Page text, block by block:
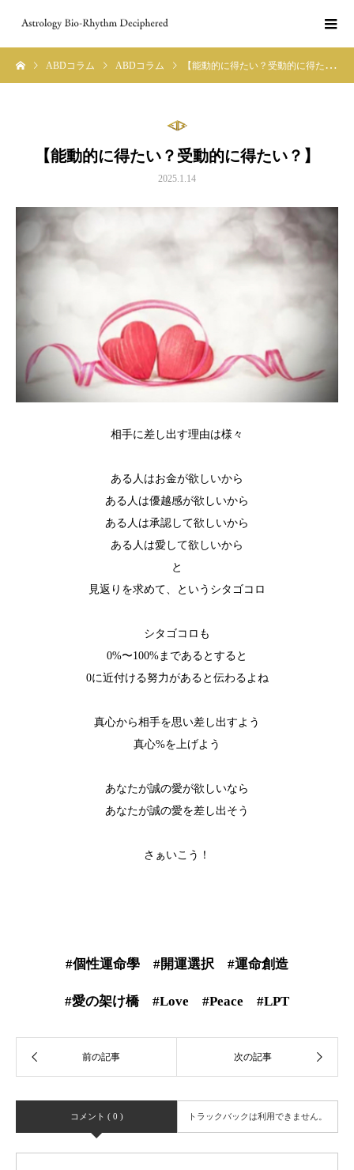
ABDコラム ABDコラム 【能動的に得たい？受動的に得たい？】
【能動的に得たい？受動的に得たい？】
2025.1.14
相手に差し出す理由は様々
ある人はお金が欲しいから
ある人は優越感が欲しいから
ある人は承認して欲しいから
ある人は愛して欲しいから
と
見返りを求めて、というシタゴコロ
シタゴコロも
0%〜100%まであるとすると
0に近付ける努力があると伝わるよね
真心から相手を思い差し出すよう
真心%を上げよう
あなたが誠の愛が欲しいなら
あなたが誠の愛を差し出そう
さぁいこう！
#個性運命學 #開運選択 #運命創造
#愛の架け橋 #Love #Peace #LPT
コメント ( 0 ) トラックバックは利用できません。